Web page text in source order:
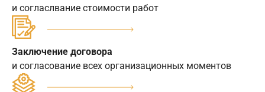
и согласлвание стоимости работ
Заключение договора
и согласование всех организационных моментов